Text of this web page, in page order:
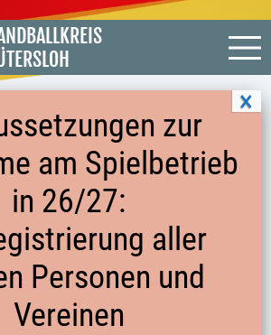
hat bereits stattgefunden.
Herren: SF Loxten gegen SG
-16:30
zur
am Spielbetrieb
in 26/27:
aller
Personen und
Vereinen